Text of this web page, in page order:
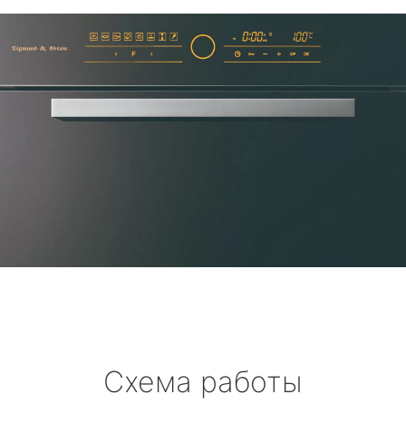
Схема работы